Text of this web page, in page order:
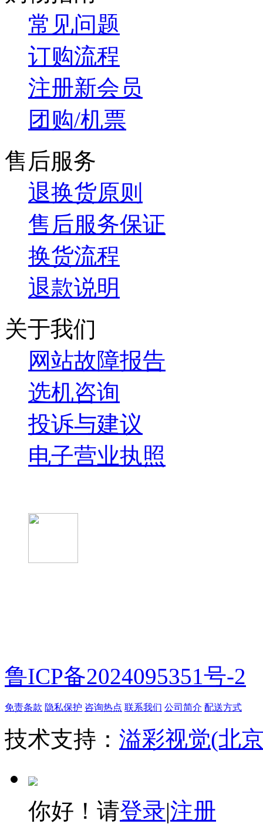
常见问题
订购流程
注册新会员
团购/机票
售后服务
退换货原则
售后服务保证
换货流程
退款说明
关于我们
网站故障报告
选机咨询
投诉与建议
电子营业执照
鲁ICP备2024095351号-2
免责条款 隐私保护 咨询热点 联系我们 公司简介 配送方式
技术支持： 溢彩视觉(北
你好！请登录|注册